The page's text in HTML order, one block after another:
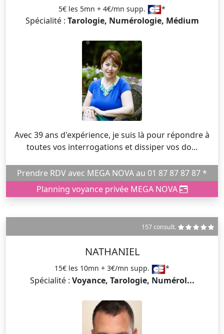
5€ les 5mn + 4€/mn supp. *
Spécialité : Tarologie, Numérologie, Médium
Avec 39 ans d'expérience, je suis là pour répondre à
toutes vos interrogations et dissiper vos do...
Prendre RDV avec MEGA NOVA au 01 87 87 87 87 *
Planning voyance privée MEGA NOVA
157 consult.
NATHANIEL
15€ les 10mn + 3€/mn supp. *
Spécialité : Voyance, Tarologie, Numérol...